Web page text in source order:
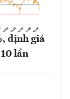
định giá
lần